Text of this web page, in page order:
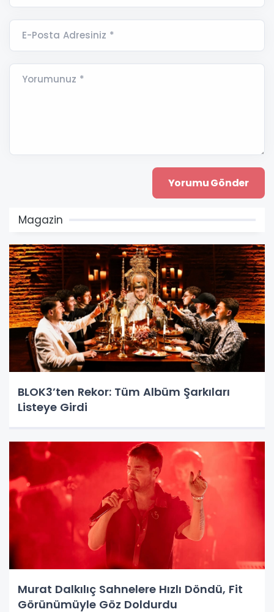
E-Posta Adresiniz *
Yorumunuz *
Magazin
BLOK3’ten Rekor: Tüm Albüm Şarkıları
Listeye Girdi
Murat Dalkılıç Sahnelere Hızlı Döndü, Fit
Görünümüyle Göz Doldurdu